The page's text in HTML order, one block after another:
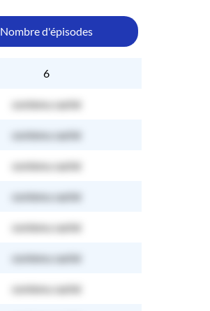
Nombre d'épisodes
6
contenu caché
contenu caché
contenu caché
contenu caché
contenu caché
contenu caché
contenu caché